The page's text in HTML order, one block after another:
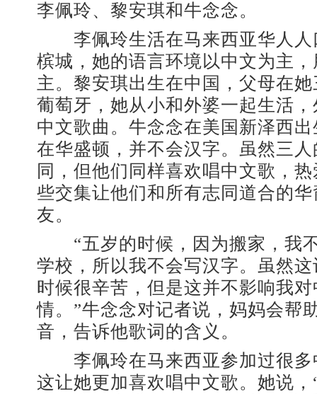
李佩玲、黎安琪和牛念念。
李佩玲生活在马来西亚华人人
槟城，她的语言环境以中文为主
主。黎安琪出生在中国，父母在
葡萄牙，她从小和外婆一起生活
中文歌曲。牛念念在美国新泽西
在华盛顿，并不会汉字。虽然三
同，但他们同样喜欢唱中文歌，
些交集让他们和所有志同道合的
友。
“五岁的时候，因为搬家，我
学校，所以我不会写汉字。虽然
时候很辛苦，但是这并不影响我
情。”牛念念对记者说，妈妈会帮
音，告诉他歌词的含义。
李佩玲在马来西亚参加过很多
这让她更加喜欢唱中文歌。她说